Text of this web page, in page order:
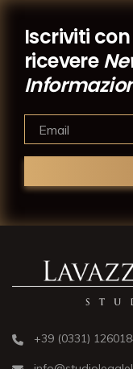
Iscriviti
ricevere
+39 (0331)